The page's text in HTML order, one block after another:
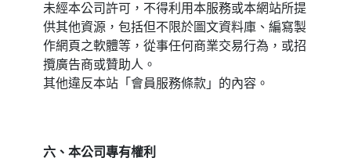
未經本公司許可，不得利用本服務或本網站所提
供其他資源，包括但不限於圖文資料庫、編寫製
作網頁之軟體等，從事任何商業交易行為，或招
攬廣告商或贊助人。
其他違反本站「會員服務條款」的內容。
六、本公司專有權利